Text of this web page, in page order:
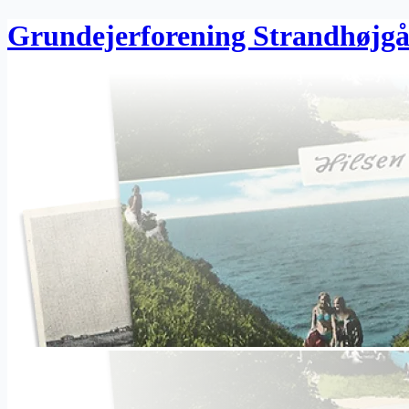
Grundejerforening